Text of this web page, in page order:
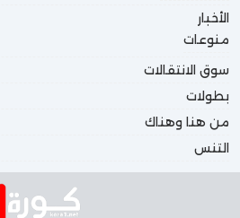
الأخبار
منوعات
سوق الانتقالات
بطولات
من هنا وهناك
التنس